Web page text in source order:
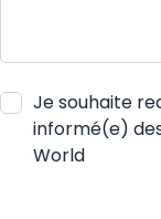
Je souhaite
informé(e)
World